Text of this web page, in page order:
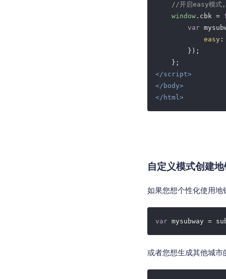
//开启easy模式,
window .cbk =
var
easy
        });
</script>
</ body>
</ html>
自定义模式创建
如果您想个性化使用
var mysubway =
或者您想生成其他城